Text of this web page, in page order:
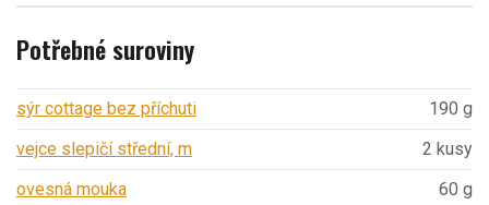
Potřebné suroviny
sýr cottage bez příchuti
190 g
vejce slepičí střední, m
2 kusy
ovesná mouka
60 g